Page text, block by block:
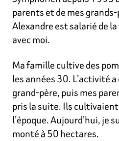
parents et de mes
Alexandre est salarié de
avec moi.
Ma famille cultive des
les années 30. L’activité
grand-père, puis mes
pris la suite. Ils
l’époque.Aujourd’hui, je
monté à 50 hectares.